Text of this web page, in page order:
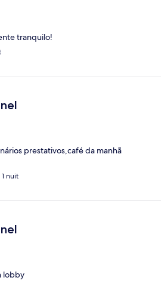
tranquilo!
prestativos,café da manhã
nuit
lobby